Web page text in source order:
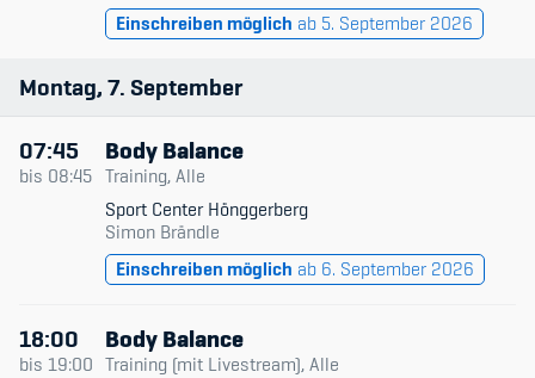
Einschreiben möglich ab 5. September 2026
Montag 7 September
07:45
bis 08:45
Body Balance
Training, Alle
Sport Center Hönggerberg
Simon Brändle
Einschreiben möglich ab 6. September 2026
18:00
bis 19:00
Body Balance
Training (mit Livestream), Alle